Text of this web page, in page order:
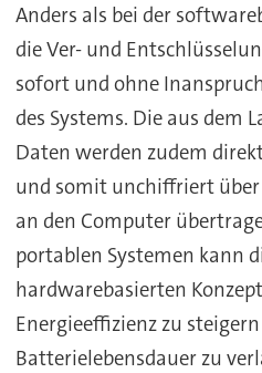
Anders als bei der
die Ver- und
sofort und ohne
des Systems. Die aus dem
Daten werden zudem
und somit unchiffriert über
an den Computer
portablen Systemen kann
hardwarebasierten
Energieeffizienz zu
Batterielebensdauer zu